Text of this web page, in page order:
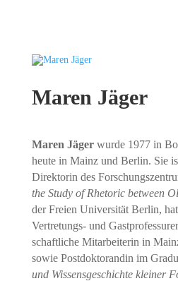
Maren Jäger
Maren Jägerwurde 1977 in
heute in Mainz und Berlin. Sie
Direktorin des
the Study of Rhetoric between
der Freien Universität Berlin,
Vertretungs- und
schaftliche Mit­arbeiterin in
sowie Post­doktorandin im
und Wissens­geschichte kleiner